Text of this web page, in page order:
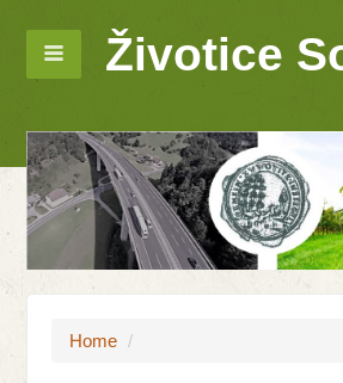
Životice
Home /